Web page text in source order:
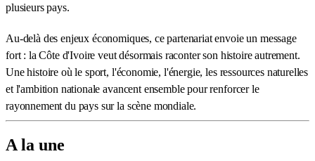
plusieurs pays.
Au-delà des enjeux économiques, ce partenariat envoie un message
fort : la Côte d'Ivoire veut désormais raconter son histoire autrement.
Une histoire où le sport, l'économie, l'énergie, les ressources naturelles
et l'ambition nationale avancent ensemble pour renforcer le
rayonnement du pays sur la scène mondiale.
A la une